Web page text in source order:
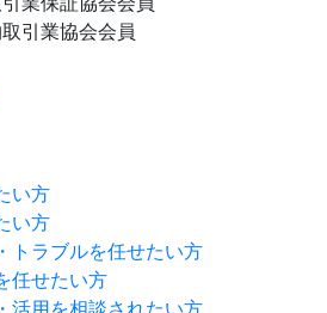
引業協会会員
い方
い方
トラブルを任せたい方
任せたい方